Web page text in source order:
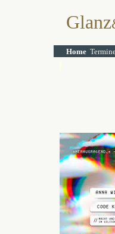
Glanz
Home